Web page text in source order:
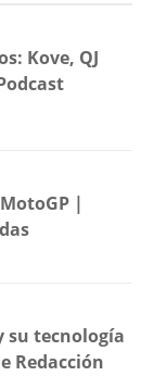
Kove, QJ
|
su tecnología
Redacción